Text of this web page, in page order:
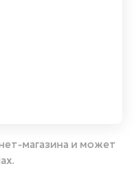
магазина и может